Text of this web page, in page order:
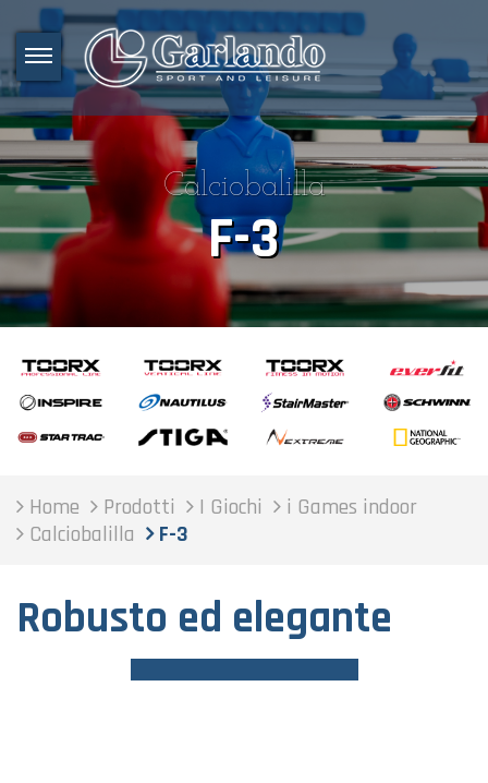
Calciobalilla
F-3
Home Prodotti I Giochi
i Games indoor
Calciobalilla
F-3
Robusto ed elegante